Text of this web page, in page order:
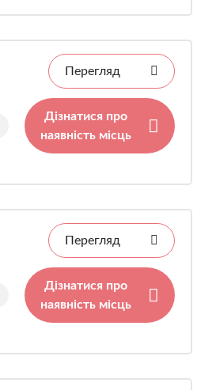
Перегляд
Дізнатися про
наявність місць
Перегляд
Дізнатися про
наявність місць